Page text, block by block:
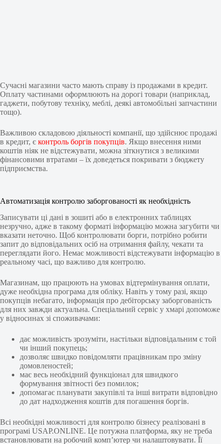
Сучасні магазини часто мають справу із продажами в кредит.
Оплату частинами оформлюють на дорогі товари (наприклад,
гаджети, побутову техніку, меблі, деякі автомобільні запчастини
тощо).
Важливою складовою діяльності компанії, що здійснює продажі
в кредит, є контроль боргів покупців. Якщо внесення ними
коштів ніяк не відстежувати, можна зіткнутися з великими
фінансовими втратами – їх доведеться покривати з бюджету
підприємства.
Автоматизація контролю заборгованості як необхідність
Записувати ці дані в зошиті або в електронних таблицях
незручно, адже в такому форматі інформацію можна загубити чи
вказати неточно. Щоб контролювати борги, потрібно робити
запит до відповідальних осіб на отримання файлу, чекати та
переглядати його. Немає можливості відстежувати інформацію в
реальному часі, що важливо для контролю.
Магазинам, що працюють на умовах відтермінування оплати,
дуже необхідна програма для обліку. Навіть у тому разі, якщо
покупців небагато, інформація про дебіторську заборгованість
для них завжди актуальна. Спеціальний сервіс у хмарі допоможе
у відносинах зі споживачами:
дає можливість зрозуміти, настільки відповідальним є той
чи інший покупець;
дозволяє швидко повідомляти працівникам про зміну
домовленостей;
має весь необхідний функціонал для швидкого
формування звітності без помилок;
допомагає планувати закупівлі та інші витрати відповідно
до дат надходження коштів для погашення боргів.
Всі необхідні можливості для контролю бізнесу реалізовані в
програмі USAP.ONLINE. Це потужна платформа, яку не треба
встановлювати на робочий комп’ютер чи налаштовувати. Її